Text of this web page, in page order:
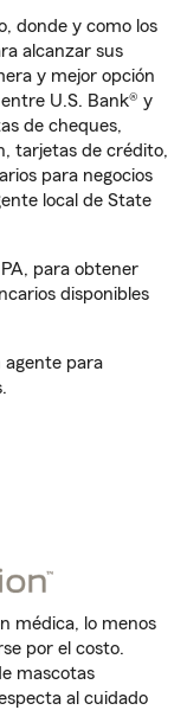
donde y como los
alcanzar sus
y mejor opción
U.S. Bank® y
de cheques,
tarjetas de crédito,
para negocios
local de State
para obtener
disponibles
agente para
médica, lo menos
por el costo.
mascotas
al cuidado